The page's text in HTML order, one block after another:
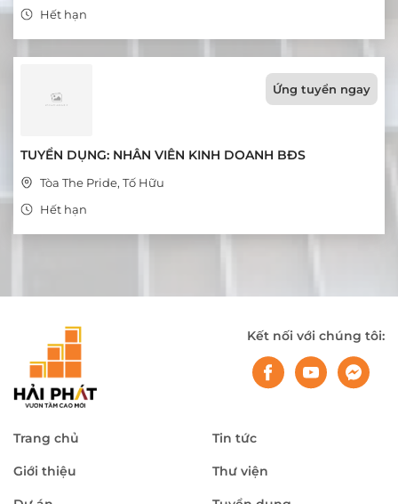
Hết hạn
Ứng tuyển ngay
TUYỂN DỤNG: NHÂN VIÊN KINH DOANH BĐS
Tòa The Pride, Tố Hữu
Hết hạn
Kết nối với chúng tôi:
Trang chủ
Giới thiệu
Tin tức
Thư viện